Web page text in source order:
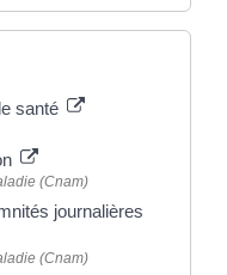
santé
(Cnam)
journalières
(Cnam)